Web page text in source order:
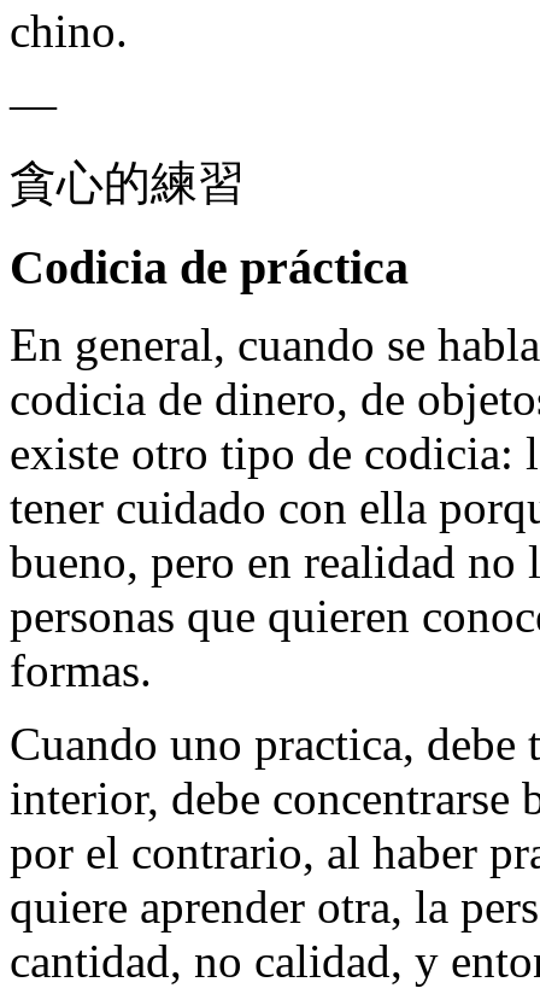
chino.
—
貪心的練習
Codicia de práctica
En general, cuando se
codicia de dinero, de
existe otro tipo de codicia:
tener cuidado con ella
bueno, pero en realidad no
personas que quieren
formas.
Cuando uno practica,
interior, debe concentrarse
por el contrario, al haber
quiere aprender otra, la
cantidad, no calidad, y